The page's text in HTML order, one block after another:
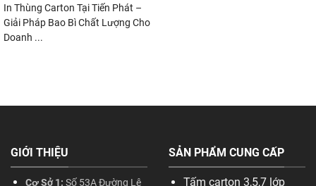
In Thùng Carton Tại Tiến Phát –
Giải Pháp Bao Bì Chất Lượng Cho
Doanh ...
GIỚI THIỆU
Cơ Sở 1: Số 53A Đường Lê
SẢN PHẨM CUNG CẤP
Tấm carton 3,5,7 lớp